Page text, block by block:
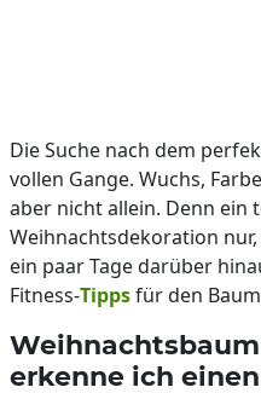
Die Suche nach dem
vollen Gange. Wuchs,
aber nicht allein. Denn ein
Weihnachtsdekoration
ein paar Tage darüber
Fitness-Tippsfür den
erkenne ich